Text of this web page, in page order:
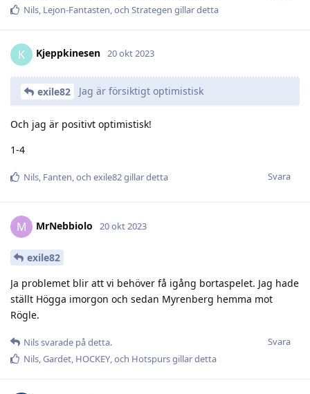
Nils Lejon-Fantasten , och Strategen gillar detta
K Kjeppkinesen 20 okt 2023
exile82 Jag är försiktigt optimistisk
Och jag är positivt optimistisk!
1-4
Svara
Nils, Fanten, och exile82gillar detta
M MrNebbiolo 20 okt 2023
exile82
Ja problemet blir att vi behöver få igång bortaspelet. Jag hade
ställt Högga imorgon och sedan Myrenberg hemma mot
Rögle.
Svara
Nilssvarade på detta.
Nils,Gardet, HOCKEY, och Hotspursgillar detta